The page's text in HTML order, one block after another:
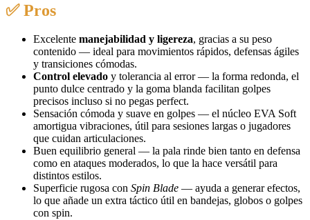
✅ Pros
Excelente manejabilidad y ligereza, gracias a su peso
contenido — ideal para movimientos rápidos, defensas ágiles
y transiciones cómodas.
Control elevado y tolerancia al error — la forma redonda, el
punto dulce centrado y la goma blanda facilitan golpes
precisos incluso si no pegas perfect.
Sensación cómoda y suave en golpes — el núcleo EVA Soft
amortigua vibraciones, útil para sesiones largas o jugadores
que cuidan articulaciones.
Buen equilibrio general — la pala rinde bien tanto en defensa
como en ataques moderados, lo que la hace versátil para
distintos estilos.
Superficie rugosa con Spin Blade — ayuda a generar efectos,
lo que añade un extra táctico útil en bandejas, globos o golpes
con spin.